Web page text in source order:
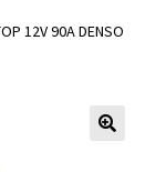
12V 90A DENSO